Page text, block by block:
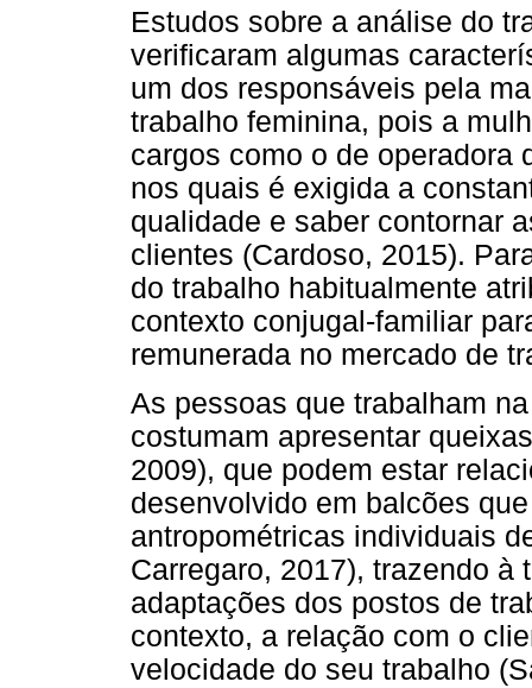
Estudos sobre a análise do
verificaram algumas
um dos responsáveis pela
trabalho feminina, pois a
cargos como o de operadora
nos quais é exigida a
qualidade e saber contornar
clientes (Cardoso, 2015).
do trabalho habitualmente
contexto conjugal-familiar
remunerada no mercado de
As pessoas que trabalham
costumam apresentar
2009), que podem estar
desenvolvido em balcões
antropométricas individuais
Carregaro, 2017), trazendo
adaptações dos postos de
contexto, a relação com o
velocidade do seu trabalho